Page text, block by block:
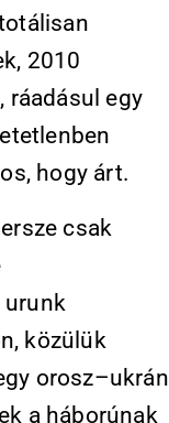
2010
ráadásul egy
hogy árt.
csak
urunk
közülük
orosz–ukrán
a háborúnak